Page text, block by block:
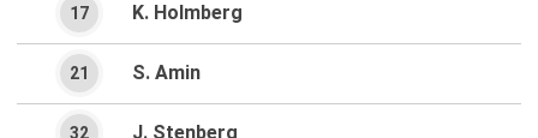
K. Holmberg
17
S. Amin
21
J. Stenberg
32